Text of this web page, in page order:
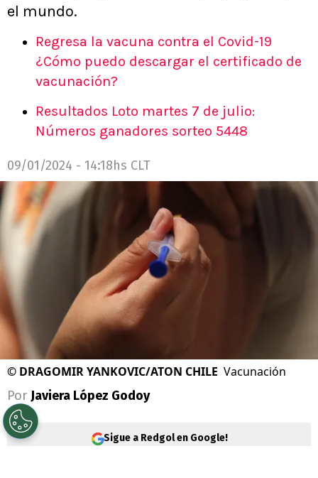
el mundo.
Regresa la vacuna contra el Covid-19
¿Cómo puedo descargar el certificado de
vacunación?
Resultados Loto martes 7 de julio:
Números ganadores sorteo 5448
09/01/2024 - 14:18hs CLT
© DRAGOMIR YANKOVIC/ATON CHILE Vacunación
Por Javiera López Godoy
Sigue a Redgol en Google!